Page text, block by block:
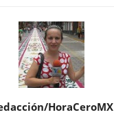
HoraCeroMX